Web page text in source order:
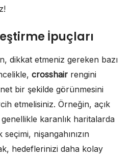
İpuçları
dikkat etmeniz gereken bazı
crosshair rengini
bir şekilde görünmesini
etmelisiniz. Örneğin, açık
karanlık haritalarda
nişangahınızın
hedeflerinizi daha kolay